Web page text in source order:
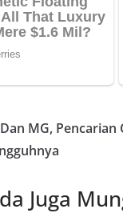
MG, Pencarian
Juga